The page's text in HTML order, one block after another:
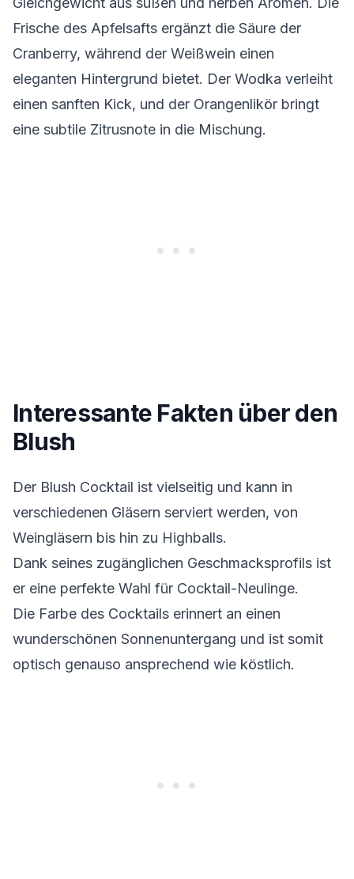
Frische des Apfelsafts ergänzt die Säure der
Cranberry, während der Weißwein einen
eleganten Hintergrund bietet. Der Wodka verleiht
einen sanften Kick, und der Orangenlikör bringt
eine subtile Zitrusnote in die Mischung.
Interessante Fakten über den
Blush
Der Blush Cocktail ist vielseitig und kann in
verschiedenen Gläsern serviert werden, von
Weingläsern bis hin zu Highballs.
Dank seines zugänglichen Geschmacksprofils ist
er eine perfekte Wahl für Cocktail-Neulinge.
Die Farbe des Cocktails erinnert an einen
wunderschönen Sonnenuntergang und ist somit
optisch genauso ansprechend wie köstlich.